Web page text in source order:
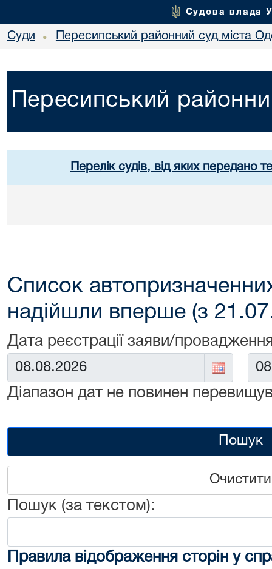
Судова влада
Суди • Пересипський районний суд міста
Пересипський
Перелік судів, від яких передано
Список
надійшли вперше (з
Дата реєстрації заяви/
Від: До:
Діапазон дат не повинен
Пошук
Очистити
Пошук (за текстом):
Правила відображення сторін у